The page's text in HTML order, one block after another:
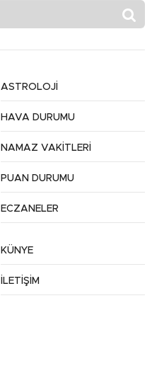
ASTROLOJİ
HAVA DURUMU
NAMAZ VAKİTLERİ
PUAN DURUMU
ECZANELER
KÜNYE
İLETİŞİM